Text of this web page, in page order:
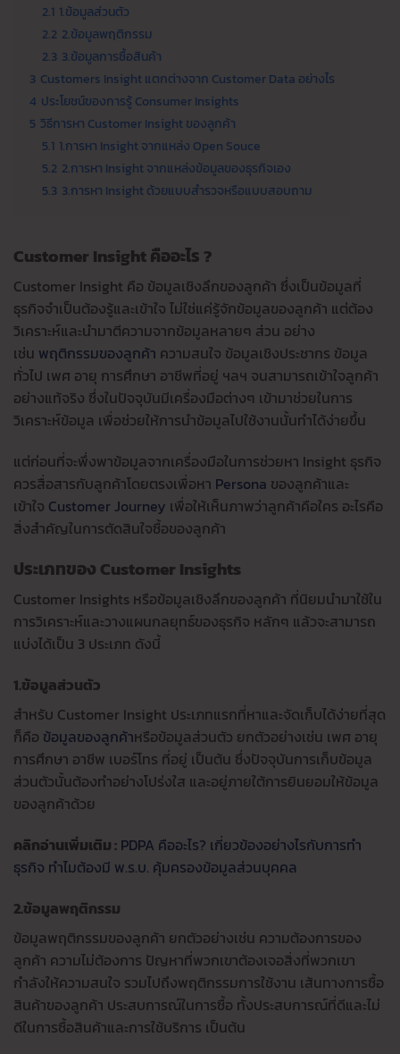
2.1 1.ข้อมูลส่วนตัว
2.2 2.ข้อมูลพฤติกรรม
2.3 3.ข้อมูลการซื้อสินค้า
3 Customers Insight แตกต่างจาก Customer Data อย่างไร
4 ประโยชน์ของการรู้ Consumer Insights
5 วิธีการหา Customer Insight ของลูกค้า
5.1 1.การหา Insight จากแหล่ง Open Souce
5.2 2.การหา Insight จากแหล่งข้อมูลของธุรกิจเอง
5.3 3.การหา Insight ด้วยแบบสำรวจหรือแบบสอบถาม
Customer Insightคืออะไร ?
Customer Insight คือ ข้อมูลเชิงลึกของลูกค้า ซึ่งเป็นข้อมูลที่
ธุรกิจจำเป็นต้องรู้และเข้าใจ ไม่ใช่แค่รู้จักข้อมูลของลูกค้า แต่ต้อง
วิเคราะห์และนำมาตีความจากข้อมูลหลายๆ ส่วน อย่าง
เช่น พฤติกรรมของลูกค้า ความสนใจ ข้อมูลเชิงประชากร ข้อมูล
ทั่วไป เพศ อายุ การศึกษา อาชีพที่อยู่ ฯลฯ จนสามารถเข้าใจลูกค้า
อย่างแท้จริง ซึ่งในปัจจุบันมีเครื่องมือต่างๆ เข้ามาช่วยในการ
วิเคราะห์ข้อมูล เพื่อช่วยให้การนำข้อมูลไปใช้งานนั้นทำได้ง่ายขึ้น
แต่ก่อนที่จะพึ่งพาข้อมูลจากเครื่องมือในการช่วยหา Insight ธุรกิจ
ควรสื่อสารกับลูกค้าโดยตรงเพื่อหา Persona ของลูกค้าและ
เข้าใจ Customer Journey เพื่อให้เห็นภาพว่าลูกค้าคือใคร อะไรคือ
สิ่งสำคัญในการตัดสินใจซื้อของลูกค้า
ประเภทของ Customer Insights
Customer Insights หรือข้อมูลเชิงลึกของลูกค้า ที่นิยมนำมาใช้ใน
การวิเคราะห์และวางแผนกลยุทธ์ของธุรกิจ หลักๆ แล้วจะสามารถ
แบ่งได้เป็น 3 ประเภท ดังนี้
1.ข้อมูลส่วนตัว
สำหรับ Customer Insight ประเภทแรกที่หาและจัดเก็บได้ง่ายที่สุด
ก็คือ ข้อมูลของลูกค้าหรือข้อมูลส่วนตัว ยกตัวอย่างเช่น เพศ อายุ
การศึกษา อาชีพ เบอร์โทร ที่อยู่ เป็นต้น ซึ่งปัจจุบันการเก็บข้อมูล
ส่วนตัวนั้นต้องทำอย่างโปร่งใส และอยู่ภายใต้การยินยอมให้ข้อมูล
ของลูกค้าด้วย
คลิกอ่านเพิ่มเติม : PDPA คืออะไร? เกี่ยวข้องอย่างไรกับการทำ
ธุรกิจ ทำไมต้องมี พ.ร.บ. คุ้มครองข้อมูลส่วนบุคคล
2.ข้อมูลพฤติกรรม
ข้อมูลพฤติกรรมของลูกค้า ยกตัวอย่างเช่น ความต้องการของ
ลูกค้า ความไม่ต้องการ ปัญหาที่พวกเขาต้องเจอสิ่งที่พวกเขา
กำลังให้ความสนใจ รวมไปถึงพฤติกรรมการใช้งาน เส้นทางการซื้อ
สินค้าของลูกค้า ประสบการณ์ในการซื้อ ทั้งประสบการณ์ที่ดีและไม่
ดีในการซื้อสินค้าและการใช้บริการ เป็นต้น